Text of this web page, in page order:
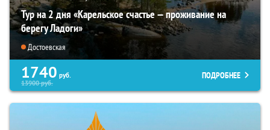
Тур на 2 дня «Карельское счастье — проживание на
берегу Ладоги»
Достоевская
1740 руб.
13900руб.
ПОДРОБНЕЕ